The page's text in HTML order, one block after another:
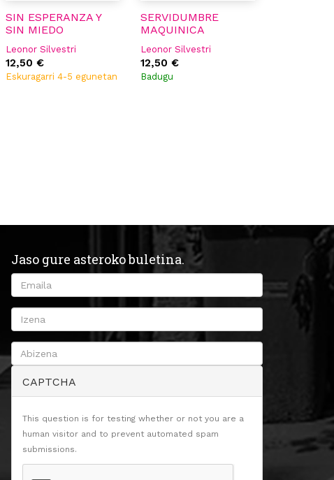
SIN ESPERANZA Y
SIN MIEDO
Leonor Silvestri
12,50 €
Eskuragarri 4-5 egunetan
SERVIDUMBRE
MAQUINICA
Leonor Silvestri
12,50 €
Badugu
Jaso gure asteroko buletina.
CAPTCHA
This question is for testing whether or not you are a
human visitor and to prevent automated spam
submissions.